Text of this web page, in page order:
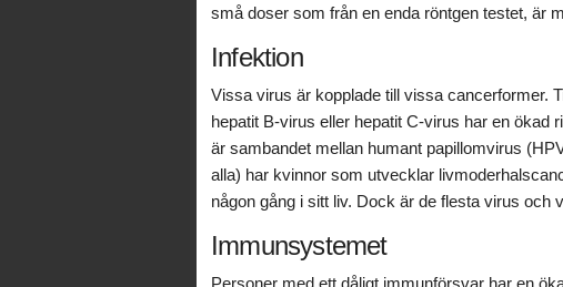
små doser som från en enda röntgen testet, är
Infektion
Vissa virus är kopplade till vissa cancerformer.
hepatit B-virus eller hepatit C-virus har en ökad
är sambandet mellan humant papillomvirus
alla) har kvinnor som utvecklar
någon gång i sitt liv. Dock är de flesta virus och
Immunsystemet
Personer med ett dåligt immunförsvar har en